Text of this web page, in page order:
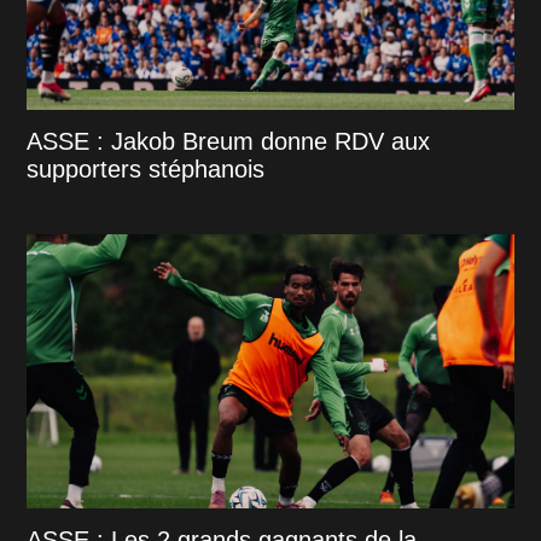
ASSE : Jakob Breum donne RDV aux
supporters stéphanois